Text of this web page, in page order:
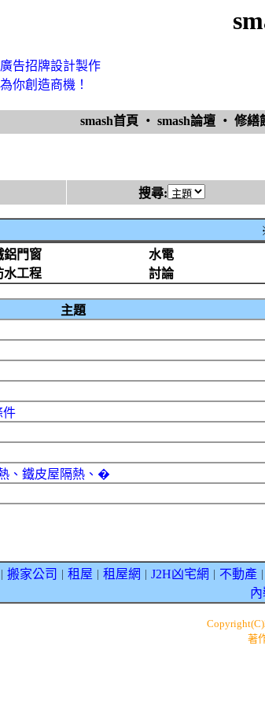
告招牌設計製作
你創造商機！
smash首頁 ‧ smash論壇 ‧ 修
搜尋:
鋁門窗 水電
水工程 討論
主題
件
、鐵皮屋隔熱、�
搬家公司 租屋 租屋網 J2H凶宅網 不動產｜
著